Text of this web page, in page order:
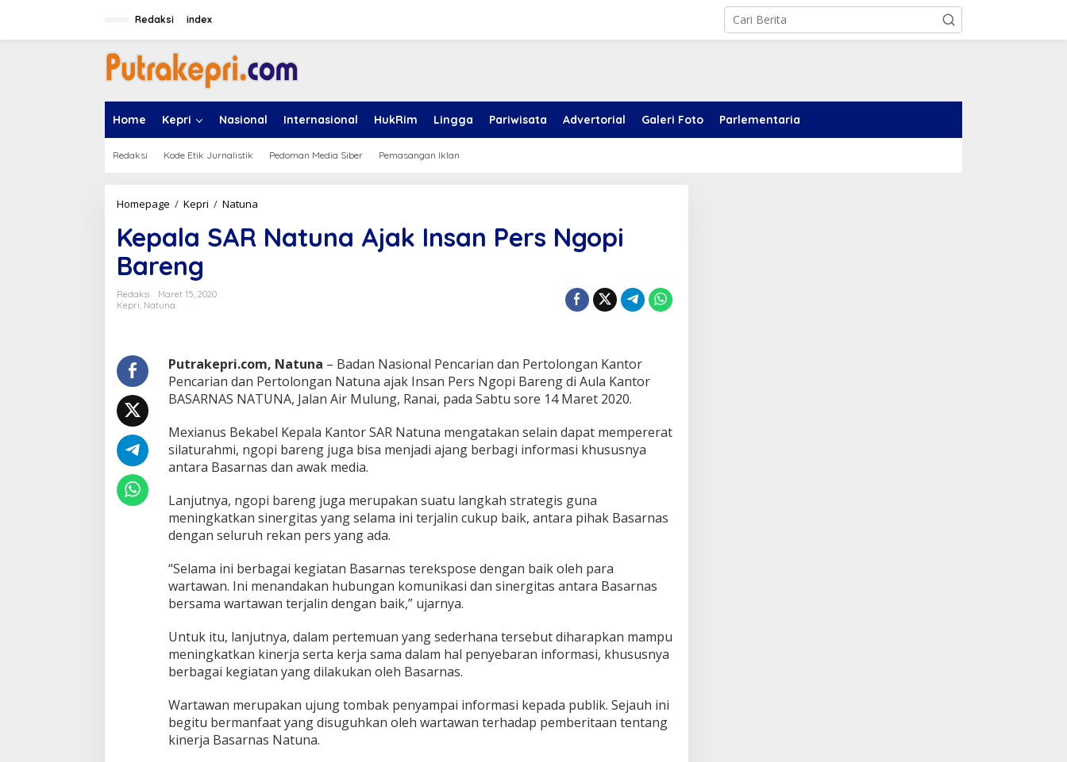
Redaksi index
Home Kepri Nasional Internasional HukRim Lingga Pariwisata Advertorial Galeri Foto Parlementaria
Redaksi Kode Etik Jurnalistik Pedoman Media Siber Pemasangan Iklan
Homepage / Kepri / Natuna
t
u
n
a
j
a
I
s
a
n
e
r
s
N
o
p
i
B
r
e
n
g
Kepala SAR Natuna Ajak Insan Pers Ngopi
Bareng
Redaksi
Maret 15, 2020
Kepri, Natuna
Putrakepri.com, Natuna – Badan Nasional Pencarian dan Pertolongan Kantor
Pencarian dan Pertolongan Natuna ajak Insan Pers Ngopi Bareng di Aula Kantor
BASARNAS NATUNA, Jalan Air Mulung, Ranai, pada Sabtu sore 14 Maret 2020.
Mexianus Bekabel Kepala Kantor SAR Natuna mengatakan selain dapat mempererat
silaturahmi, ngopi bareng juga bisa menjadi ajang berbagi informasi khususnya
antara Basarnas dan awak media.
Lanjutnya, ngopi bareng juga merupakan suatu langkah strategis guna
meningkatkan sinergitas yang selama ini terjalin cukup baik, antara pihak Basarnas
dengan seluruh rekan pers yang ada.
“Selama ini berbagai kegiatan Basarnas terekspose dengan baik oleh para
wartawan. Ini menandakan hubungan komunikasi dan sinergitas antara Basarnas
bersama wartawan terjalin dengan baik,” ujarnya.
Untuk itu, lanjutnya, dalam pertemuan yang sederhana tersebut diharapkan mampu
meningkatkan kinerja serta kerja sama dalam hal penyebaran informasi, khususnya
berbagai kegiatan yang dilakukan oleh Basarnas.
Wartawan merupakan ujung tombak penyampai informasi kepada publik. Sejauh ini
begitu bermanfaat yang disuguhkan oleh wartawan terhadap pemberitaan tentang
kinerja Basarnas Natuna.